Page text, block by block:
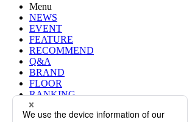
Menu
NEWS
EVENT
FEATURE
RECOMMEND
Q&A
BRAND
FLOOR
RANKING
ONLINE STORE
SERVICE